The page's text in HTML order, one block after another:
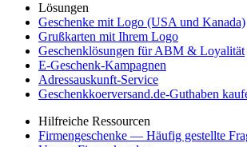
Lösungen
Geschenke mit Logo (USA und Kanada)
Grußkarten mit Ihrem Logo
Geschenklösungen für ABM & Loyalität
E-Geschenk-Kampagnen
Adressauskunft-Service
Geschenkkoerversand.de-Guthaben
Hilfreiche Ressourcen
Firmengeschenke — Häufig gestellte